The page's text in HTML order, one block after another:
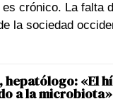
crónico. La falta
la sociedad
hepatólogo: «El
a la microbiota»